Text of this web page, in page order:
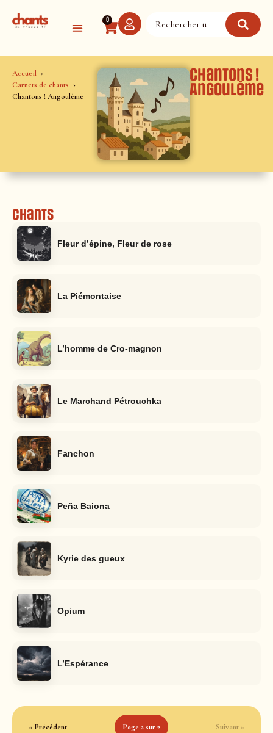
0
Accueil
Carnets de chants
Chantons ! Angoulême
Chantons !
Angoulême
Chants
Fleur d’épine, Fleur de rose
La Piémontaise
L’homme de Cro-magnon
Le Marchand Pétrouchka
Fanchon
Peña Baiona
Kyrie des gueux
Opium
L’Espérance
« Précédent Page 2 sur 2 Suivant »